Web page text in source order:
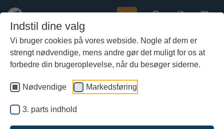
Indstil dine valg
Vi bruger cookies på vores webside. Nogle af dem er
strengt nødvendige, mens andre gør det muligt for os at
forbedre din brugeroplevelse, når du besøger siderne.
Nødvendige Markedsføring
3. parts indhold
indhold
Køb